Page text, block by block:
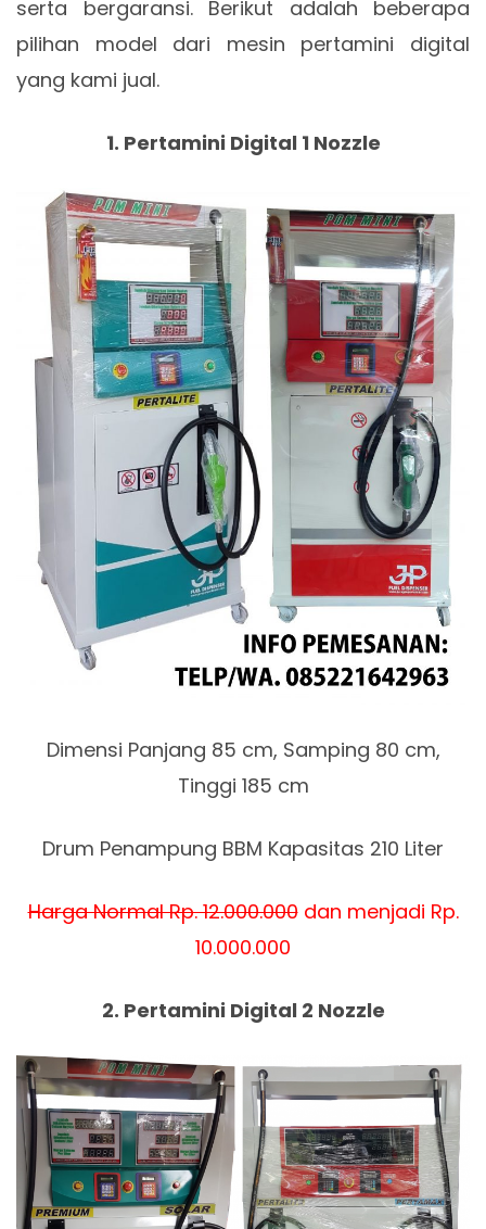
serta bergaransi. Berikut adalah beberapa
pilihan model dari mesin pertamini digital
yang kami jual.
1. Pertamini Digital 1 Nozzle
Dimensi Panjang 85 cm, Samping 80 cm,
Tinggi 185 cm
Drum Penampung BBM Kapasitas 210 Liter
Harga Normal Rp. 12.000.000dan menjadi Rp.
10.000.000
2. Pertamini Digital 2 Nozzle